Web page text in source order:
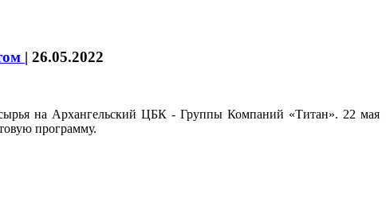
| 26.05.2022
на Архангельский ЦБК - Группы Компаний «Титан». 22 мая
программу.